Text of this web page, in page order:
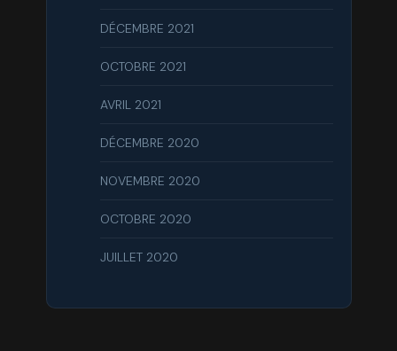
DÉCEMBRE 2021
OCTOBRE 2021
AVRIL 2021
DÉCEMBRE 2020
NOVEMBRE 2020
OCTOBRE 2020
JUILLET 2020